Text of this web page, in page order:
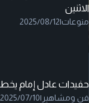
الاثنين
منوعات|
2025/08/12
حفيدات عادل إمام
فن ومشاهير |
2025/07/10